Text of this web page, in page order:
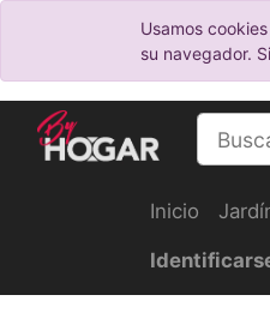
Usamos
su navegador.
Inicio